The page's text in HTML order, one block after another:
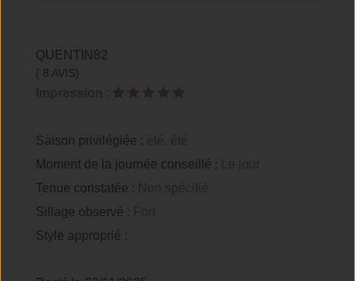
QUENTIN82
( 8 AVIS)
Impression :
Saison privilégiée : été, été
Moment de la journée conseillé :
Le jour
Tenue constatée : Non spécifié
Sillage observé : Fort
Style approprié :